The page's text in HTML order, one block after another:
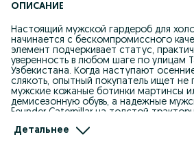
ОПИСАНИЕ
Настоящий мужской гардероб для
начинается с бескомпромиссного
элемент подчеркивает статус,
уверенность в любом шаге по улицам
Узбекистана. Когда наступают
слякоть, опытный покупатель ищет не
мужские кожаные ботинки мартинсы
демисезонную обувь, а надежные
Founder Caterpillar на толстой
от Timberland, Salomon, Merrell,
Детальнее